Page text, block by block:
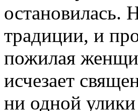
остановилась.
традиции, и
пожилая
исчезает
ни одной